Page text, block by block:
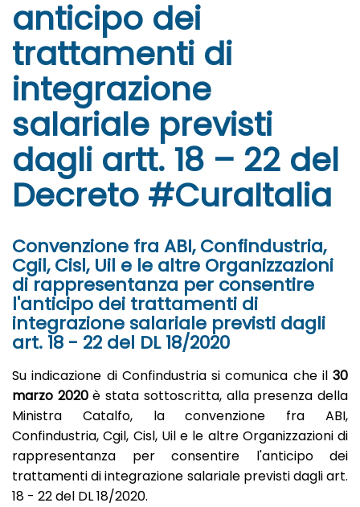
anticipo dei
trattamenti di
integrazione
salariale previsti
dagli artt. 18 – 22 del
Decreto #CuraItalia
Convenzione fra ABI, Confindustria,
Cgil, Cisl, Uil e le altre Organizzazioni
di rappresentanza per consentire
l'anticipo dei trattamenti di
integrazione salariale previsti dagli
art. 18 - 22 del DL 18/2020
Su indicazione di Confindustria si comunica che il 30
marzo 2020è stata sottoscritta, alla presenza della
Ministra Catalfo, la convenzione fra ABI,
Confindustria, Cgil, Cisl, Uil e le altre Organizzazioni di
rappresentanza per consentire l'anticipo dei
trattamenti di integrazione salariale previsti dagli art.
18 - 22 del DL 18/2020.